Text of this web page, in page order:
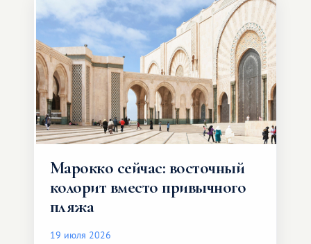
Марокко сейчас: восточный
колорит вместо привычного
пляжа
19 июля 2026